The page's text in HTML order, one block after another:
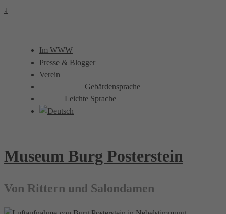
↓
Im WWW
Presse & Blogger
Verein
Gebärdensprache
Leichte Sprache
Museum Burg Posterstein
Von Rittern und Salondamen